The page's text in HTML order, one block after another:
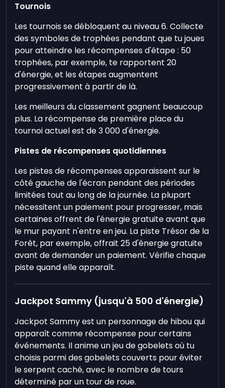
Tournois
Les tournois se débloquent au niveau 6. Collecte
des symboles de trophées pendant que tu joues
pour atteindre les récompenses d'étape : 50
trophées, par exemple, te rapportent 20
d'énergie, et les étapes augmentent
progressivement à partir de là.
Les meilleurs du classement gagnent beaucoup
plus. La récompense de première place du
tournoi actuel est de 3 000 d'énergie.
Pistes de récompenses quotidiennes
Les pistes de récompenses apparaissent sur le
côté gauche de l'écran pendant des périodes
limitées tout au long de la journée. La plupart
nécessitent un paiement pour progresser, mais
certaines offrent de l'énergie gratuite avant que
le mur payant n'entre en jeu. La piste Trésor de la
Forêt, par exemple, offrait 25 d'énergie gratuite
avant de demander un paiement. Vérifie chaque
piste quand elle apparaît.
Jackpot Sammy (jusqu'à 500 d'énergie)
Jackpot Sammy est un personnage de hibou qui
apparaît comme récompense pour certains
événements. Il anime un jeu de gobelets où tu
choisis parmi des gobelets couverts pour éviter
le serpent caché, avec le nombre de tours
déterminé par un tour de roue.